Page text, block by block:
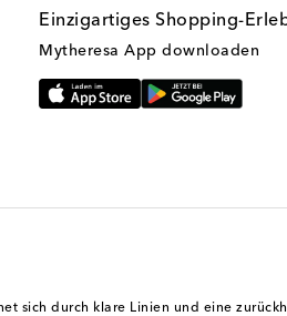
Einzigartiges Shopping-
Mytheresa App downloaden
sich durch klare Linien und eine